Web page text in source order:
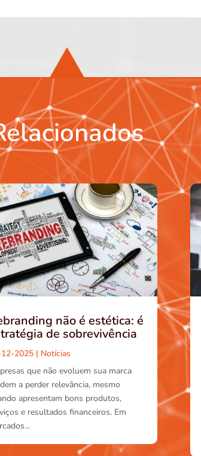
não é estética: é
de sobrevivência
2025 | Notícias
que não evoluem sua marca
a perder relevância, mesmo
apresentam bons produtos,
e resultados financeiros. Em